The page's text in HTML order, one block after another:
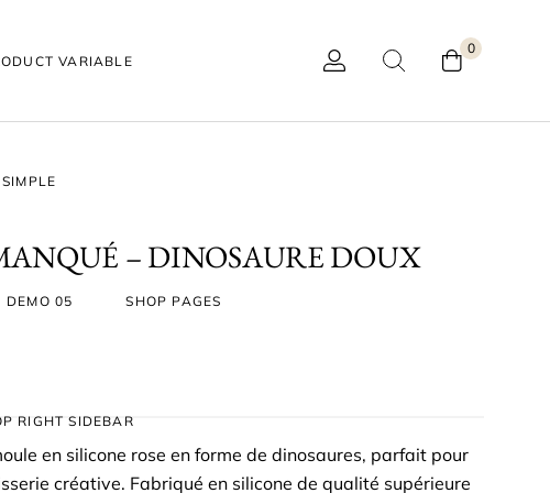
VARIABLE
DEMO 05 SHOP PAGES
RIGHT SIDEBAR
0
– DINOSAURE DOUX
en silicone rose en forme de dinosaures, parfait pour
créative. Fabriqué en silicone de qualité supérieure